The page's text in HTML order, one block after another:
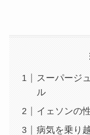
スーパージ
ル
イェソンの
病気を乗り